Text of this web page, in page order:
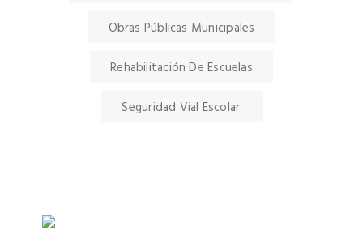
Obras Públicas Municipales
Rehabilitación De Escuelas
Seguridad Vial Escolar.